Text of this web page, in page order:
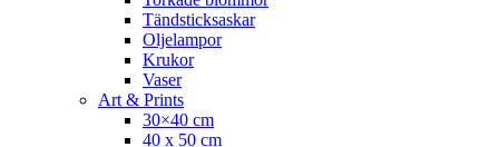
Tändsticksaskar
Oljelampor
Krukor
Vaser
Art & Prints
30×40 cm
40 x 50 cm